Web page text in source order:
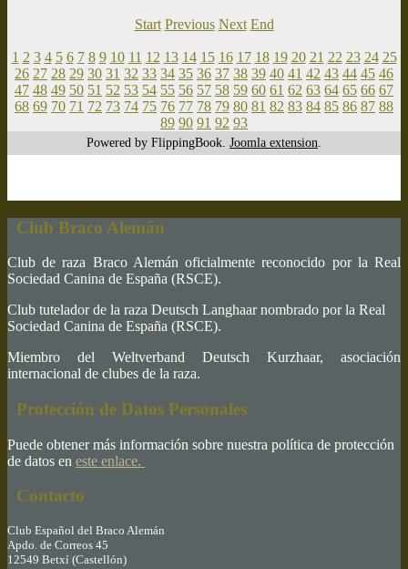
Start Previous Next End
1 2 3 4 5 6 7 8 9 10 11 12 13 14 15 16 17 18 19 20 21 22 23 24 25
26 27 28 29 30 31 32 33 34 35 36 37 38 39 40 41 42 43 44 45 46
47 48 49 50 51 52 53 54 55 56 57 58 59 60 61 62 63 64 65 66 67
68 69 70 71 72 73 74 75 76 77 78 79 80 81 82 83 84 85 86 87 88
89 90 91 92 93
Powered by FlippingBook. Joomla extension
Club Braco Alemán
Club de raza Braco Alemán oficialmente reconocido por la Real
Sociedad Canina de España (RSCE).
Club tutelador de la raza Deutsch Langhaar nombrado por la Real
Sociedad Canina de España (RSCE).
Miembro del Weltverband Deutsch Kurzhaar, asociación
internacional de clubes de la raza.
Protección de Datos Personales
Puede obtener más información sobre nuestra política de protección
de datos en este enlace.
Contacto
Club Español del Braco Alemán
Apdo. de Correos 45
12549 Betxí (Castellón)